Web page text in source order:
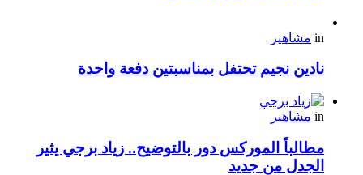
in مشاهير
نادين نجيم تحتفل بمناسبتين دفعة واحدة
in مشاهير
مطالباً الموركس دور بالتوضيح.. زياد برجي يثير
الجدل من جديد